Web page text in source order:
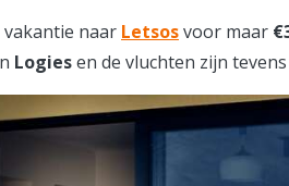
vakantie naar Letsosvoor maar
Logiesen de vluchten zijn